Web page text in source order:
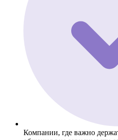
Компании, где важно